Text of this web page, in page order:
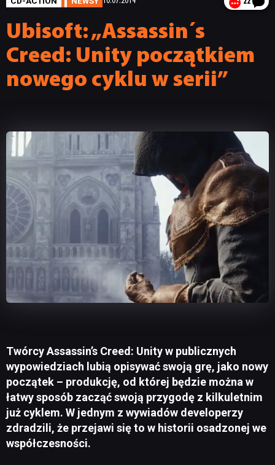
Ubisoft: „Assassin´s
Creed: Unity początkiem
nowego cyklu w serii”
Twórcy Assassin’s Creed: Unity w publicznych
wypowiedziach lubią opisywać swoją grę, jako nowy
początek – produkcję, od której będzie można w
łatwy sposób zacząć swoją przygodę z kilkuletnim
już cyklem. W jednym z wywiadów developerzy
zdradzili, że przejawi się to w historii osadzonej we
współczesności.